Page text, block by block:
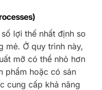
lợi thế nhất định so
mẻ. Ở quy trình này,
mỡ có thể nhỏ hơn
phẩm hoặc có sản
cung cấp khả năng